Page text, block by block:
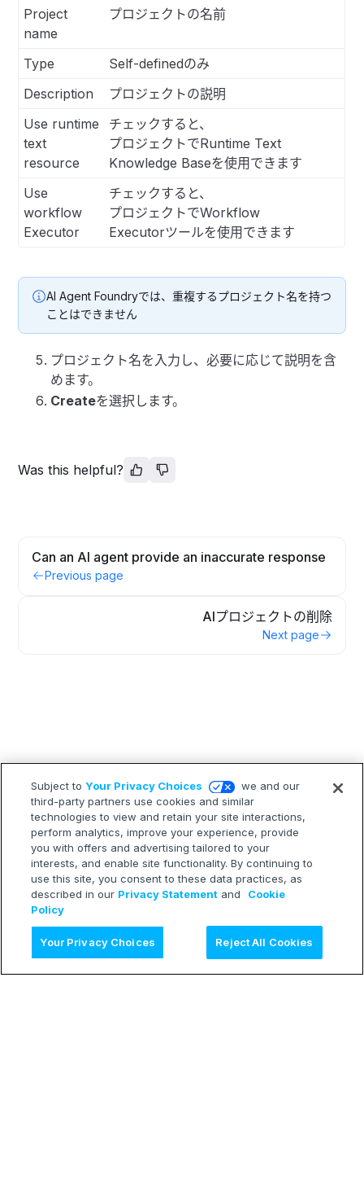
Project
name
プロジェクトの名前
Type
Self-definedのみ
Description
プロジェクトの説明
Use runtime
text
resource
チェックすると、
プロジェクトでRuntime Text
Knowledge Baseを使用できます
Use
workflow
Executor
チェックすると、
プロジェクトでWorkflow
Executorツールを使用できます
AI Agent Foundryでは、重複するプロジェクト名を持つ
ことはできません
プロジェクト名を入力し、必要に応じて説明を含
めます。
Createを選択します。
Was this helpful?
Can an AI agent provide an inaccurate response
Previous page
AIプロジェクトの削除
Next page
Subject toYour Privacy Choices
we and our
third-party partners use cookies and similar
technologies to view and retain your site interactions,
perform analytics, improve your experience, provide
you with offers and advertising tailored to your
interests, and enable site functionality. By continuing to
use this site, you consent to these data practices, as
described in our Privacy Statement and
Cookie
Policy
Your Privacy Choices Reject All Cookies